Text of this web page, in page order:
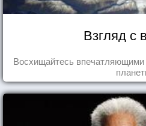
Взгляд с
Восхищайтесь